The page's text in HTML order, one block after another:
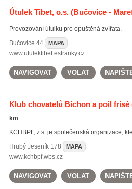
Útulek Tibet, o.s.(Bučovice -
Provozování útulku pro opuštěná zvířata.
Bučovice 44 MAPA
www.utulektibet.estranky.cz
NAVIGOVAT VOLAT
Klub chovatelů Bichon a poil frisé
km
KCHBPF, z.s. je společenská organizace,
Hrubý Jeseník178 MAPA
www.kchbpf.wbs.cz
NAVIGOVAT VOLAT